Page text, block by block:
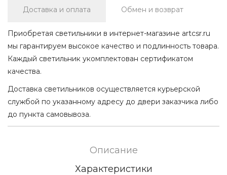
Доставка и оплата Обмен и возврат
Приобретая светильники в интернет-магазине artcsr.ru
мы гарантируем высокое качество и подлинность товара.
Каждый светильник укомплектован сертификатом
качества.
Доставка светильников осуществляется курьерской
службой по указанному адресу до двери заказчика либо
до пункта самовывоза.
Описание
Характеристики